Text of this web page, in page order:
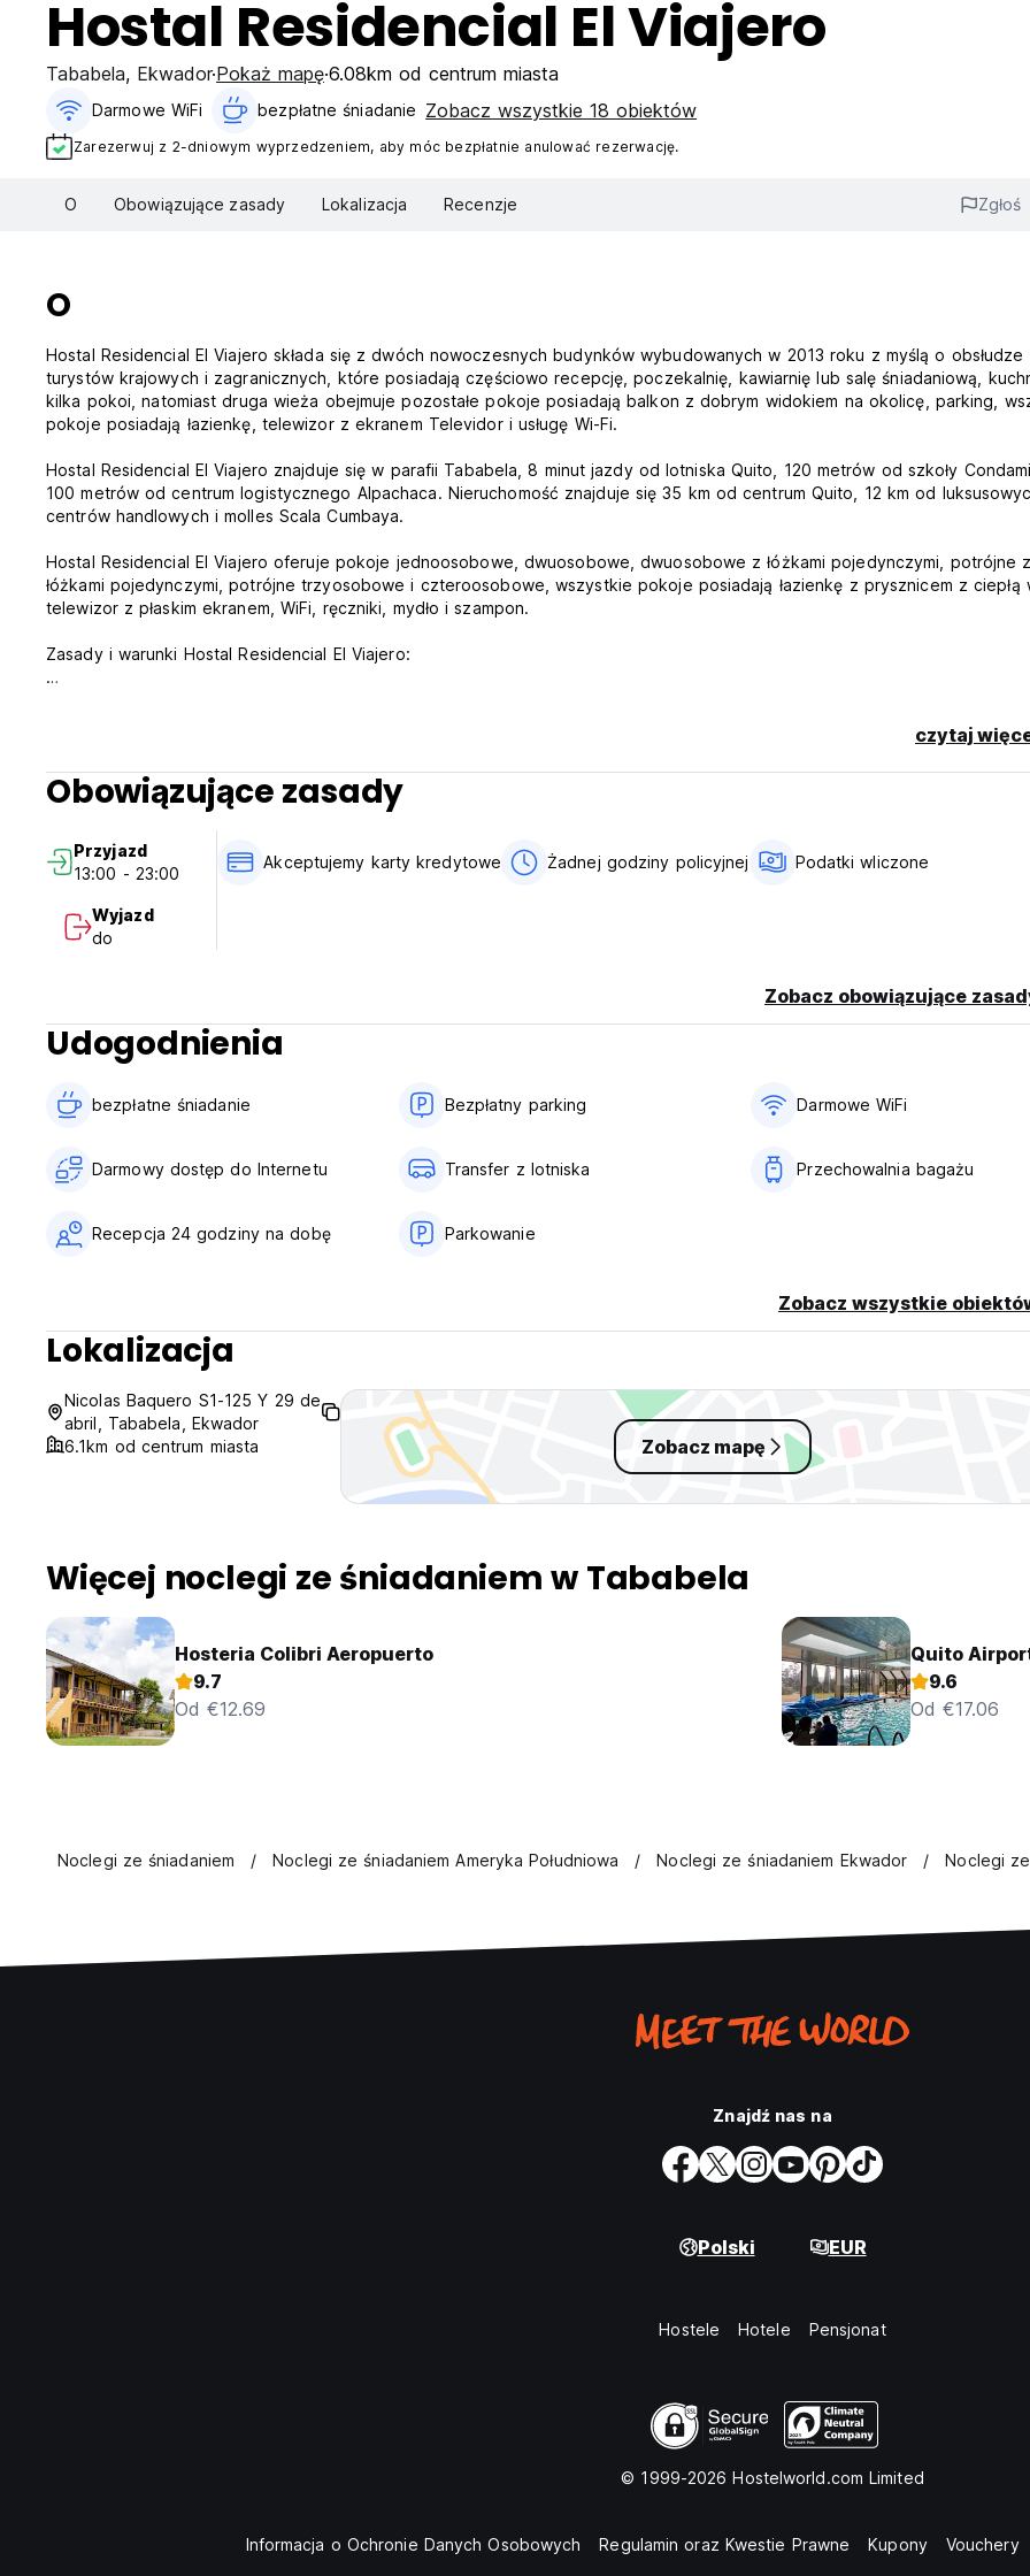
Hostal Residencial El Viajero
Tababela, Ekwador Pokaż mapę 6.08km od centrum miasta
Darmowe WiFi bezpłatne śniadanie‎ Zobacz wszystkie 18 obiektów
Zarezerwuj z 2-dniowym wyprzedzeniem, aby móc bezpłatnie anulować rezerwację.
O Obowiązujące zasady Lokalizacja Recenzje Zgłoś
O
Hostal Residencial El Viajero składa się z dwóch nowoczesnych budynków wybudowanych w 2013 roku z myślą o obsłudze
turystów krajowych i zagranicznych, które posiadają częściowo recepcję, poczekalnię, kawiarnię lub salę śniadaniową,
kilka pokoi, natomiast druga wieża obejmuje pozostałe pokoje posiadają balkon z dobrym widokiem na okolicę, parking,
pokoje posiadają łazienkę, telewizor z ekranem Televidor i usługę Wi-Fi.
Hostal Residencial El Viajero znajduje się w parafii Tababela, 8 minut jazdy od lotniska Quito, 120 metrów od szkoły
100 metrów od centrum logistycznego Alpachaca. Nieruchomość znajduje się 35 km od centrum Quito, 12 km od
centrów handlowych i molles Scala Cumbaya.
Hostal Residencial El Viajero oferuje pokoje jednoosobowe, dwuosobowe, dwuosobowe z łóżkami pojedynczymi, potrójne
łóżkami pojedynczymi, potrójne trzyosobowe i czteroosobowe, wszystkie pokoje posiadają łazienkę z prysznicem z ciepłą
telewizor z płaskim ekranem, WiFi, ręczniki, mydło i szampon.
Zasady i warunki Hostal Residencial El Viajero:
Płatność po przyjeździe gotówką, kartami kredytowymi, kartami debetowymi. (Ten obiekt może dokonać preautoryzacji
karty przed przyjazdem).
Podatki wliczone w cenę.
Zasady anulowania rezerwacji: 24 godziny przed przyjazdem.
Śniadanie w cenie.
Recepcja czynna całą dobę. (Auto-translated from original language)
czytaj
Obowiązujące zasady
Przyjazd
13:00 - 23:00
Wyjazd
do
Akceptujemy karty kredytowe Żadnej godziny policyjnej Podatki wliczone
Zobacz obowiązujące
Udogodnienia
bezpłatne śniadanie‎ Bezpłatny parking Darmowe WiFi
Darmowy dostęp do Internetu Transfer z lotniska Przechowalnia bagażu
Recepcja 24 godziny na dobę Parkowanie
Zobacz wszystkie
Lokalizacja
Nicolas Baquero S1-125 Y 29 de
abril, Tababela, Ekwador
6.1km od centrum miasta
Zobacz mapę
Więcej noclegi ze śniadaniem w Tababela
Hosteria Colibri Aeropuerto
9.7
Od €12.69
Quito
9.6
Od €17.06
Noclegi ze śniadaniem Noclegi ze śniadaniem Ameryka Południowa Noclegi ze śniadaniem Ekwador Noclegi
Znajdź nas na
Polski EUR
Hostele Hotele Pensjonat
© 1999-2026 Hostelworld.com Limited
Informacja o Ochronie Danych Osobowych Regulamin oraz Kwestie Prawne Kupony Vouchery